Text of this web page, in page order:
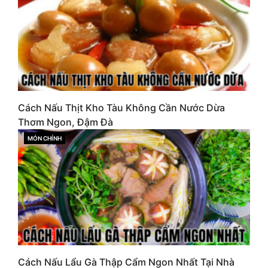
Cách Nấu Thịt Kho Tàu Không Cần Nước Dừa
Thơm Ngon, Đậm Đà
CATEGORIES
MÓN CHÍNH
Cách Nấu Lẩu Gà Thập Cẩm Ngon Nhất Tại Nhà